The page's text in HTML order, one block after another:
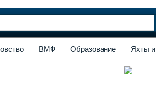
ВМФ Образование Яхты и